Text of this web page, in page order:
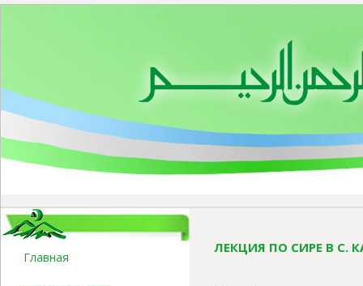
Главная
ЛЕКЦИЯ ПО СИРЕ В С.